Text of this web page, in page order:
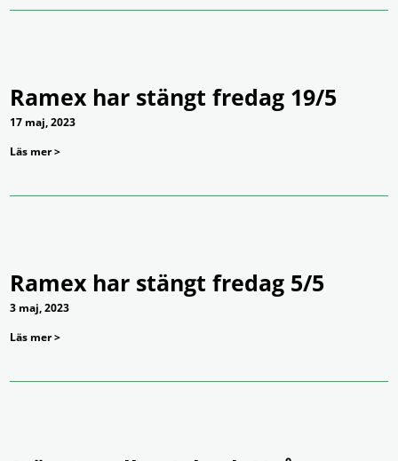
Ramex har stängt fredag 19/5
17 maj, 2023
Läs mer >
Ramex har stängt fredag 5/5
3 maj, 2023
Läs mer >